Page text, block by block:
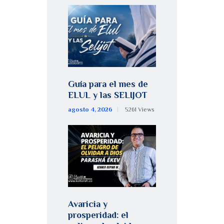
Guía para el mes de
ELUL y las SELIJOT
agosto 4, 2026 5261 Views
Avaricia y
prosperidad: el